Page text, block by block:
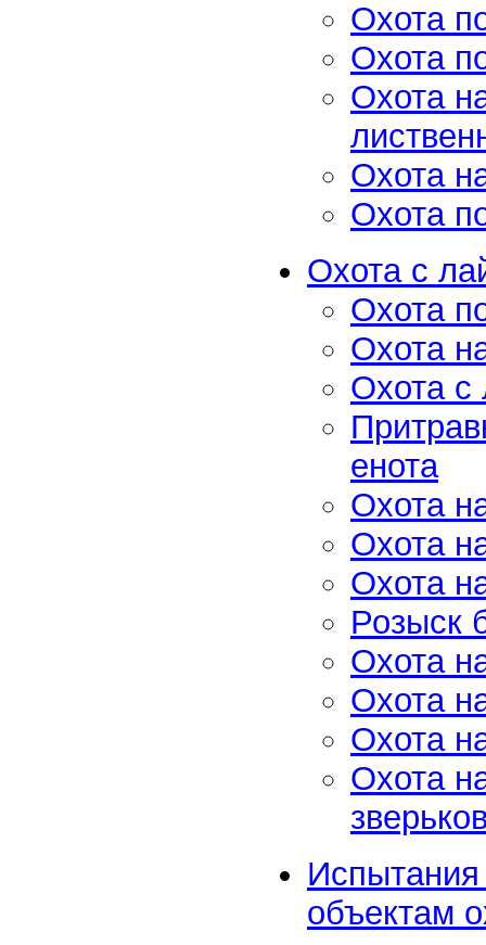
Охота
Охота
Охота
Охота
Охота
Охота с
Охота
Охота
Охота с
енота
Охота
Охота
Охота
Розыск
Охота
Охота
Охота
Охота
Испытания
объектам